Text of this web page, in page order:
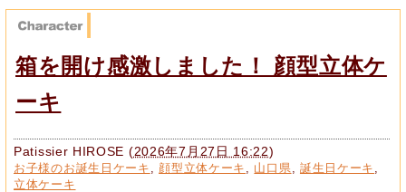
箱を開け感激しました！ 顔型立体ケ
ーキ
Patissier HIROSE (2026年7月27日 16:22)
お子様のお誕生日ケーキ 顔型立体ケーキ 山口県 誕生日ケーキ
立体ケーキ